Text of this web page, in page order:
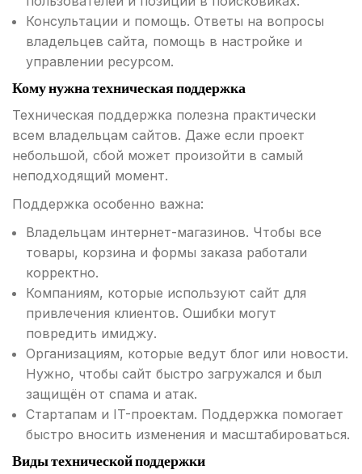
Консультации и помощь. Ответы на вопросы
владельцев сайта, помощь в настройке и
управлении ресурсом.
Кому нужна техническая поддержка
Техническая поддержка полезна практически
всем владельцам сайтов. Даже если проект
небольшой, сбой может произойти в самый
неподходящий момент.
Поддержка особенно важна:
Владельцам интернет-магазинов. Чтобы все
товары, корзина и формы заказа работали
корректно.
Компаниям, которые используют сайт для
привлечения клиентов. Ошибки могут
повредить имиджу.
Организациям, которые ведут блог или новости.
Нужно, чтобы сайт быстро загружался и был
защищён от спама и атак.
Стартапам и IT-проектам. Поддержка помогает
быстро вносить изменения и масштабироваться.
Виды технической поддержки